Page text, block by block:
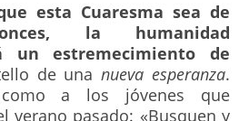
esta Cuaresma sea de
la humanidad
un estremecimiento de
de unanueva esperanza.
como a los jóvenes que
verano pasado: «Busquen y